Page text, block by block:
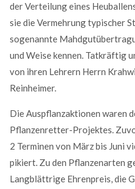
der Verteilung eines
sie die Vermehrung typischer
sogenannte
und Weise kennen. Tatkräftig
von ihren Lehrern Herrn
Reinheimer.
Die Auspflanzaktionen waren
Pflanzenretter-Projektes.
2 Terminen von März bis Juni
pikiert. Zu den Pflanzenarten
Langblättrige Ehrenpreis, die
Modern
Lorem ipsum dolor sit
elit. Aenean